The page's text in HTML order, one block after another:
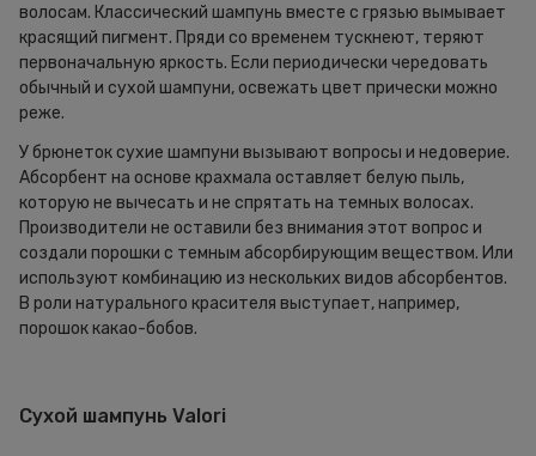
волосам. Классический шампунь вместе с грязью вымывает
красящий пигмент. Пряди со временем тускнеют, теряют
первоначальную яркость. Если периодически чередовать
обычный и сухой шампуни, освежать цвет прически можно
реже.
У брюнеток сухие шампуни вызывают вопросы и недоверие.
Абсорбент на основе крахмала оставляет белую пыль,
которую не вычесать и не спрятать на темных волосах.
Производители не оставили без внимания этот вопрос и
создали порошки с темным абсорбирующим веществом. Или
используют комбинацию из нескольких видов абсорбентов.
В роли натурального красителя выступает, например,
порошок какао-бобов.
Сухой шампунь Valori